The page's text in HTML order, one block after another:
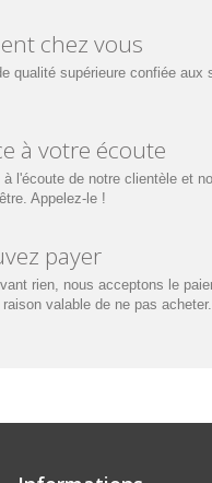
chez vous
qualité supérieure confiée
à votre écoute
à l'écoute de notre clientèle et
Appelez-le !
payer
rien, nous acceptons le
valable de ne pas acheter.